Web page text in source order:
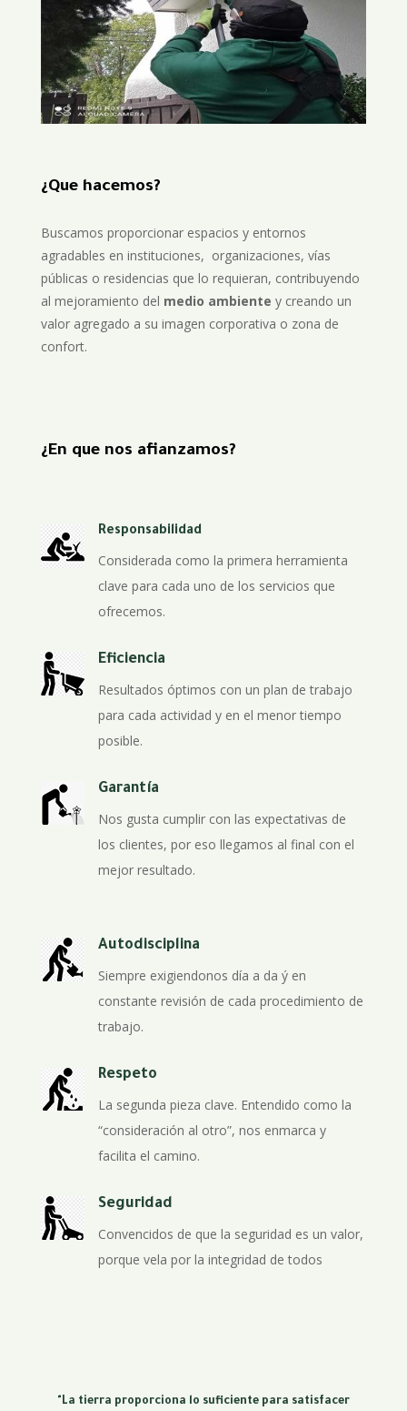
¿Que hacemos?
Buscamos proporcionar espacios y entornos
agradables en instituciones, organizaciones, vías
públicas o residencias que lo requieran, contribuyendo
al mejoramiento del medio ambiente y creando un
valor agregado a su imagen corporativa o zona de
confort.
¿En que nos afianzamos?
Responsabilidad
Considerada como la primera herramienta
clave para cada uno de los servicios que
ofrecemos.
Eficiencia
Resultados óptimos con un plan de trabajo
para cada actividad y en el menor tiempo
posible.
Garantía
Nos gusta cumplir con las expectativas de
los clientes, por eso llegamos al final con el
mejor resultado.
Autodisciplina
Siempre exigiendonos día a da ý en
constante revisión de cada procedimiento de
trabajo.
Respeto
La segunda pieza clave. Entendido como la
“consideración al otro”, nos enmarca y
facilita el camino.
Seguridad
Convencidos de que la seguridad es un valor,
porque vela por la integridad de todos
"La tierra proporciona lo suficiente para satisfacer